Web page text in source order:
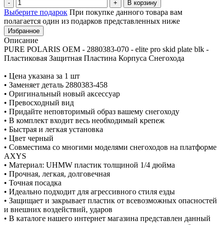
В корзину
Выберите подарок При покупке данного товара вам
полагается один из подарков представленных ниже
Избранное
Описание
PURE POLARIS OEM - 2880383-070 - elite pro skid plate blk -
Пластиковая Защитная Пластина Корпуса Снегохода
• Цена указана за 1 шт
• Заменяет деталь 2880383-458
• Оригинальный новый аксессуар
• Превосходный вид
• Придайте неповторимый образ вашему снегоходу
• В комплект входит весь необходимый крепеж
• Быстрая и легкая установка
• Цвет черный
• Совместима со многими моделями снегоходов на платформе
AXYS
• Материал: UHMW пластик толщиной 1/4 дюйма
• Прочная, легкая, долговечная
• Точная посадка
• Идеально подходит для агрессивного стиля езды
• Защищает и закрывает пластик от всевозможных опасностей
и внешних воздействий, ударов
• В каталоге нашего интернет магазина представлен данный